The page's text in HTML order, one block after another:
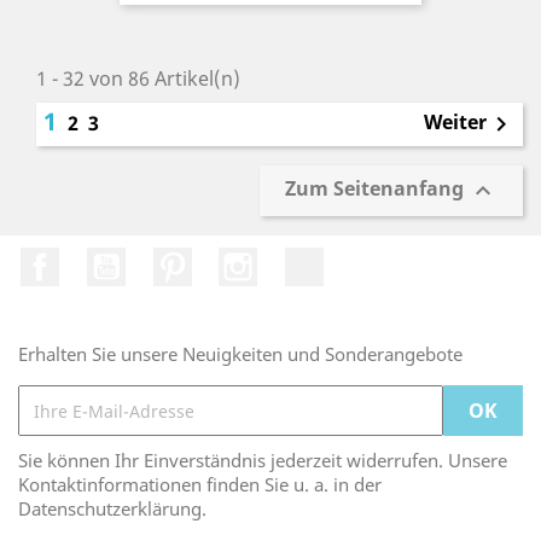
1 - 32 von 86 Artikel(n)
1 2 3 Weiter 
Zum Seitenanfang 
Erhalten Sie unsere Neuigkeiten und Sonderangebote
Sie können Ihr Einverständnis jederzeit widerrufen. Unsere
Kontaktinformationen finden Sie u. a. in der
Datenschutzerklärung.